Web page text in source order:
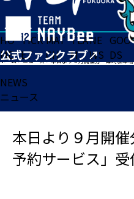
HO
ME
TICK
ET
MAT
CH
TEA
M
NE
WS
GOO
DS
ホーム>ニュース>本日より９月開催分「臨時駐車
NEWS
ニュース
本日より９月開
予約サービス」